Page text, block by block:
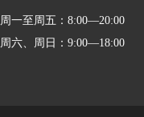
周一至周五：8:00—20:00
周六、周日：9:00—18:00